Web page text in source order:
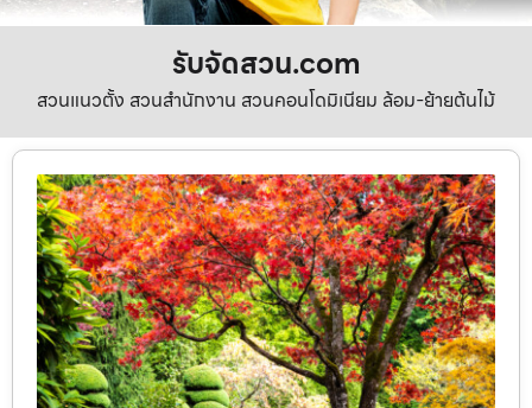
รับจัดสวน.com
สวนแนวตั้ง สวนสำนักงาน สวนคอนโดมิเนียม ล้อม-ย้ายต้นไม้